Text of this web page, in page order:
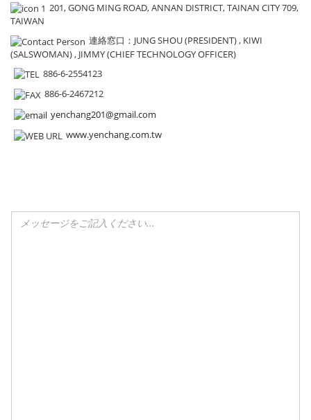
201, GONG MING ROAD, ANNAN DISTRICT, TAINAN CITY 709,
TAIWAN
連絡窓口 ：JUNG SHOU (PRESIDENT) , KIWI
(SALSWOMAN) , JIMMY (CHIEF TECHNOLOGY OFFICER)
886-6-2554123
886-6-2467212
yenchang201@gmail.com
www.yenchang.com.tw